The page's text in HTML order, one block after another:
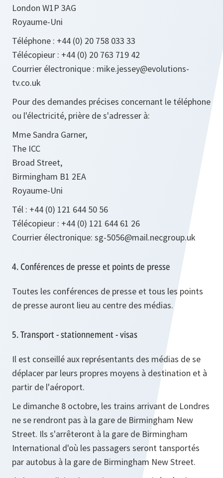
London W1P 3AG
Royaume-Uni
Téléphone : +44 (0) 20 758 033 33
Télécopieur : +44 (0) 20 763 719 42
Courrier électronique : mike.jessey@evolutions-
tv.co.uk
Pour des demandes précises concernant le téléphone
ou l'électricité, prière de s'adresser à:
Mme Sandra Garner,
The ICC
Broad Street,
Birmingham B1 2EA
Royaume-Uni
Tél : +44 (0) 121 644 50 56
Télécopieur : +44 (0) 121 644 61 26
Courrier électronique: sg-5056@mail.necgroup.uk
4. Conférences de presse et points de presse
Toutes les conférences de presse et tous les points
de presse auront lieu au centre des médias.
5. Transport - stationnement - visas
Il est conseillé aux représentants des médias de se
déplacer par leurs propres moyens à destination et à
partir de l'aéroport.
Le dimanche 8 octobre, les trains arrivant de Londres
ne se rendront pas à la gare de Birmingham New
Street. Ils s'arrêteront à la gare de Birmingham
International d'où les passagers seront tansportés
par autobus à la gare de Birmingham New Street.